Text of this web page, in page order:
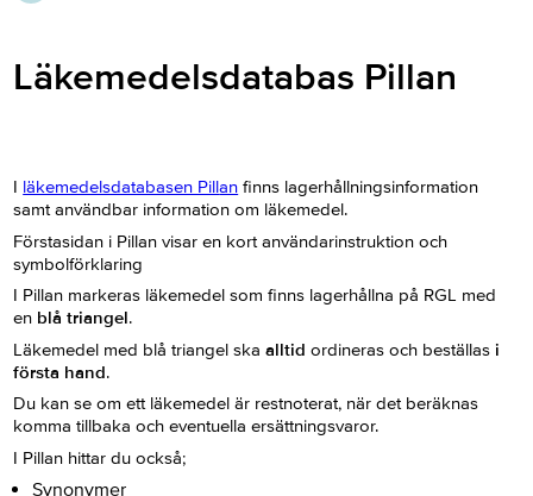
Läkemedelsdatabas Pillan
I läkemedelsdatabasen Pillan finns lagerhållningsinformation
samt användbar information om läkemedel.
Förstasidan i Pillan visar en kort användarinstruktion och
symbolförklaring
I Pillan markeras läkemedel som finns lagerhållna på RGL med
en blå triangel.
Läkemedel med blå triangel skaalltid ordineras och beställas i
första hand.
Du kan se om ett läkemedel är restnoterat, när det beräknas
komma tillbaka och eventuella ersättningsvaror.
I Pillan hittar du också;
Synonymer